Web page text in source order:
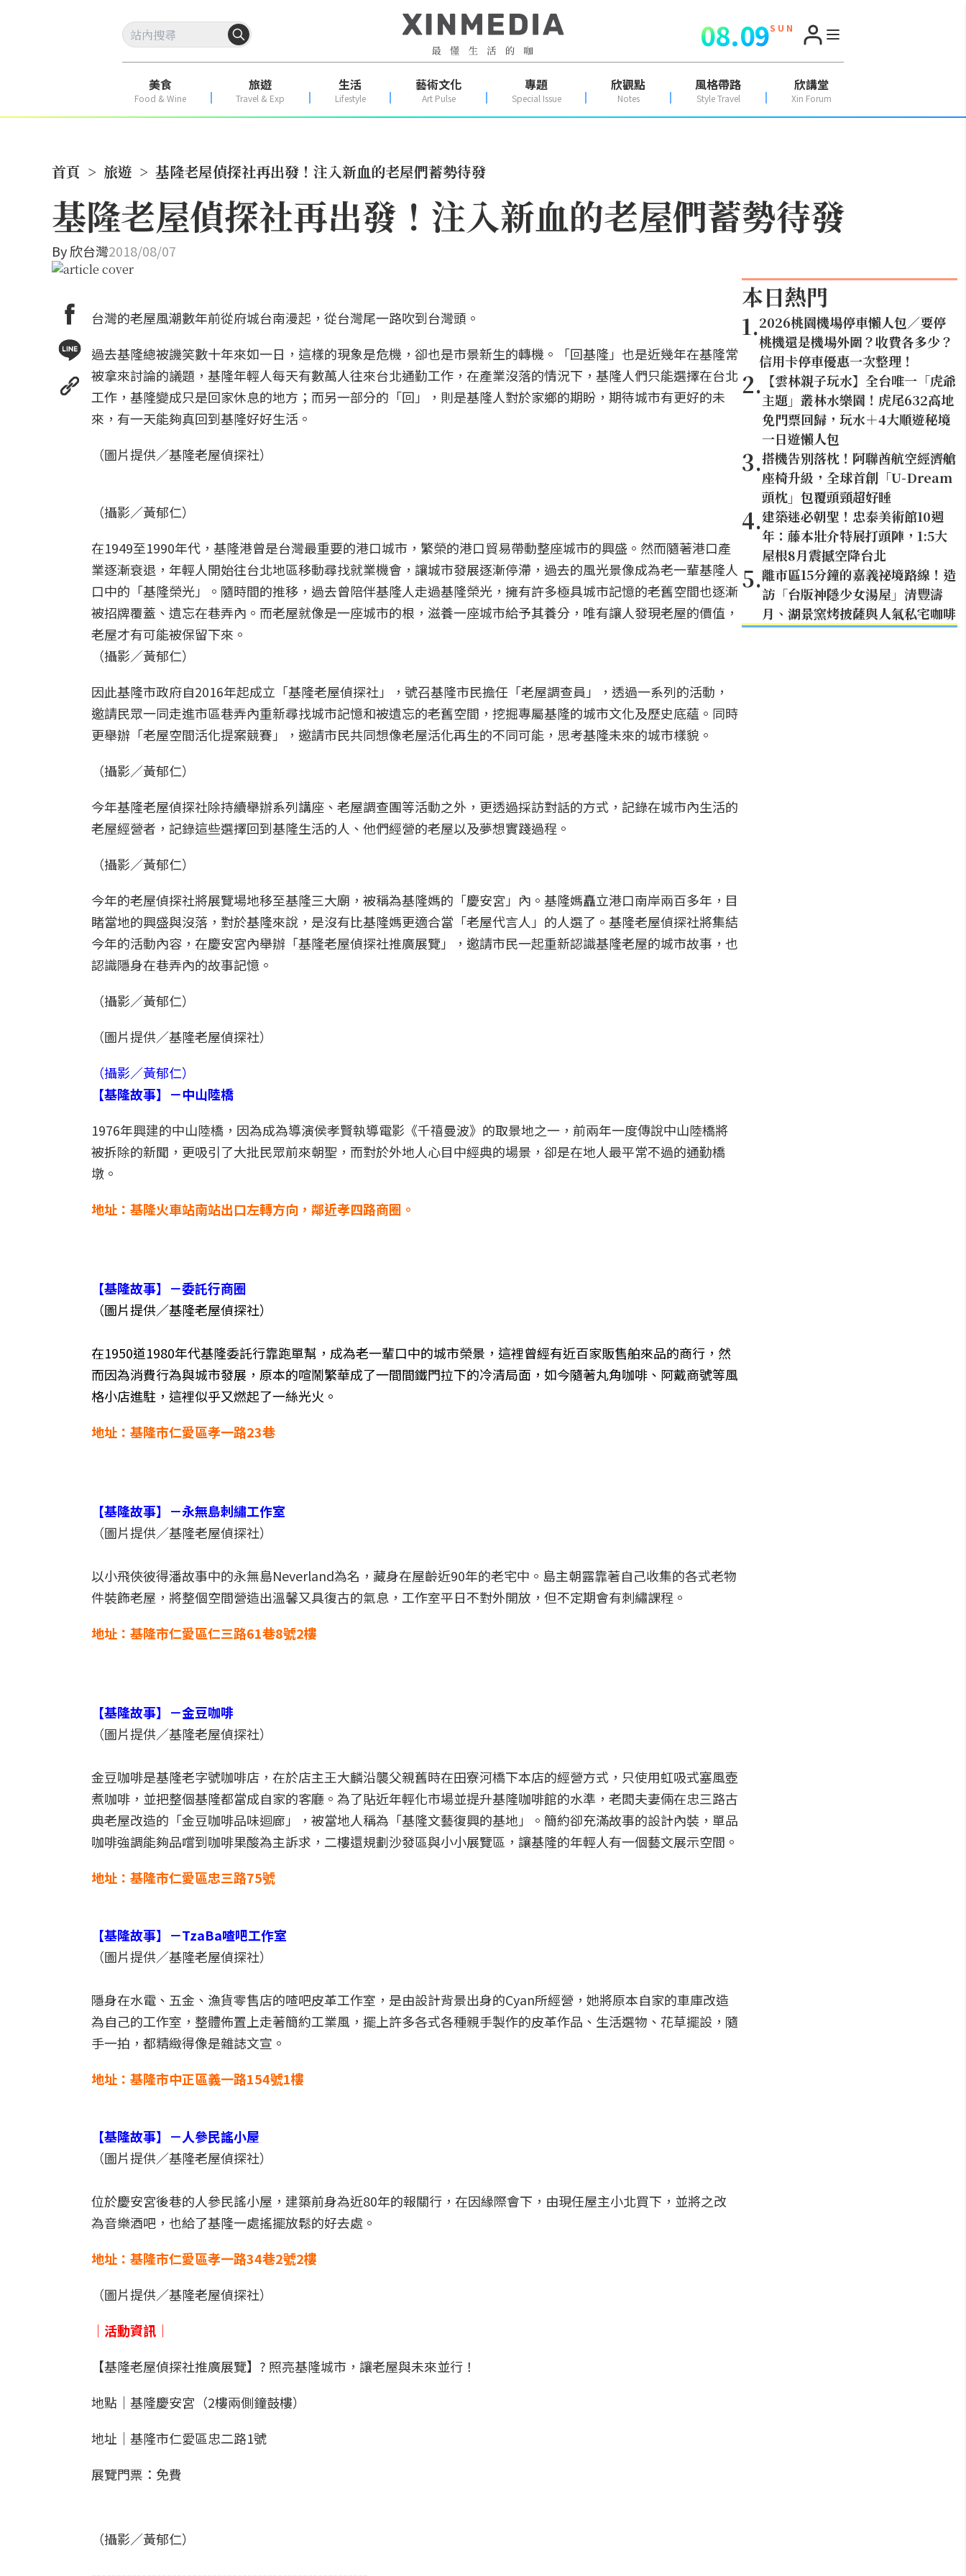
08.09S U N
美食
Food & Wine
旅遊
Travel & Exp
生活
Lifestyle
藝術文化
Art Pulse
專題
Special Issue
欣觀點
Notes
風格帶路
Style Travel
欣講堂
Xin Forum
首頁 > 旅遊 > 基隆老屋偵探社再出發！注入新血的老屋們蓄勢待發
基隆老屋偵探社再出發！注入新血的老屋們蓄勢待發
By欣台灣2018/08/07
台灣的老屋風潮數年前從府城台南漫起，從台灣尾一路吹到台灣頭。
過去基隆總被譏笑數十年來如一日，這樣的現象是危機，卻也是市景新生的轉機。「回基隆」也是近幾年在基隆常
被拿來討論的議題，基隆年輕人每天有數萬人往來台北通勤工作，在產業沒落的情況下，基隆人們只能選擇在台北
工作，基隆變成只是回家休息的地方；而另一部分的「回」，則是基隆人對於家鄉的期盼，期待城市有更好的未
來，有一天能夠真回到基隆好好生活。
（圖片提供／基隆老屋偵探社）
（攝影／黃郁仁）
在1949至1990年代，基隆港曾是台灣最重要的港口城市，繁榮的港口貿易帶動整座城市的興盛。然而隨著港口產
業逐漸衰退，年輕人開始往台北地區移動尋找就業機會，讓城市發展逐漸停滯，過去的風光景像成為老一輩基隆人
口中的「基隆榮光」。隨時間的推移，過去曾陪伴基隆人走過基隆榮光，擁有許多極具城市記憶的老舊空間也逐漸
被招牌覆蓋、遺忘在巷弄內。而老屋就像是一座城市的根，滋養一座城市給予其養分，唯有讓人發現老屋的價值，
老屋才有可能被保留下來。
（攝影／黃郁仁）
因此基隆市政府自2016年起成立「基隆老屋偵探社」，號召基隆市民擔任「老屋調查員」，透過一系列的活動，
邀請民眾一同走進市區巷弄內重新尋找城市記憶和被遺忘的老舊空間，挖掘專屬基隆的城市文化及歷史底蘊。同時
更舉辦「老屋空間活化提案競賽」，邀請市民共同想像老屋活化再生的不同可能，思考基隆未來的城市樣貌。
（攝影／黃郁仁）
今年基隆老屋偵探社除持續舉辦系列講座、老屋調查團等活動之外，更透過採訪對話的方式，記錄在城市內生活的
老屋經營者，記錄這些選擇回到基隆生活的人、他們經營的老屋以及夢想實踐過程。
（攝影／黃郁仁）
今年的老屋偵探社將展覽場地移至基隆三大廟，被稱為基隆媽的「慶安宮」內。基隆媽矗立港口南岸兩百多年，目
睹當地的興盛與沒落，對於基隆來說，是沒有比基隆媽更適合當「老屋代言人」的人選了。基隆老屋偵探社將集結
今年的活動內容，在慶安宮內舉辦「基隆老屋偵探社推廣展覽」，邀請市民一起重新認識基隆老屋的城市故事，也
認識隱身在巷弄內的故事記憶。
（攝影／黃郁仁）
（圖片提供／基隆老屋偵探社）
（攝影／黃郁仁）
【基隆故事】－中山陸橋
1976年興建的中山陸橋，因為成為導演侯孝賢執導電影《千禧曼波》的取景地之一，前兩年一度傳說中山陸橋將
被拆除的新聞，更吸引了大批民眾前來朝聖，而對於外地人心目中經典的場景，卻是在地人最平常不過的通勤橋
墩。
地址：基隆火車站南站出口左轉方向，鄰近孝四路商圈。
【基隆故事】－委託行商圈
（圖片提供／基隆老屋偵探社）
在1950道1980年代基隆委託行靠跑單幫，成為老一輩口中的城市榮景，這裡曾經有近百家販售舶來品的商行，然
而因為消費行為與城市發展，原本的喧鬧繁華成了一間間鐵門拉下的冷清局面，如今隨著丸角咖啡、阿戴商號等風
格小店進駐，這裡似乎又燃起了一絲光火。
地址：基隆市仁愛區孝一路23巷
【基隆故事】－永無島刺繡工作室
（圖片提供／基隆老屋偵探社）
以小飛俠彼得潘故事中的永無島Neverland為名，藏身在屋齡近90年的老宅中。島主朝露靠著自己收集的各式老物
件裝飾老屋，將整個空間營造出溫馨又具復古的氣息，工作室平日不對外開放，但不定期會有刺繡課程。
地址：基隆市仁愛區仁三路61巷8號2樓
【基隆故事】－金豆咖啡
（圖片提供／基隆老屋偵探社）
金豆咖啡是基隆老字號咖啡店，在於店主王大麟沿襲父親舊時在田寮河橋下本店的經營方式，只使用虹吸式塞風壺
煮咖啡，並把整個基隆都當成自家的客廳。為了貼近年輕化市場並提升基隆咖啡館的水準，老闆夫妻倆在忠三路古
典老屋改造的「金豆咖啡品味迴廊」，被當地人稱為「基隆文藝復興的基地」。簡約卻充滿故事的設計內裝，單品
咖啡強調能夠品嚐到咖啡果酸為主訴求，二樓還規劃沙發區與小小展覽區，讓基隆的年輕人有一個藝文展示空間。
地址：基隆市仁愛區忠三路75號
【基隆故事】－TzaBa喳吧工作室
（圖片提供／基隆老屋偵探社）
隱身在水電、五金、漁貨零售店的喳吧皮革工作室，是由設計背景出身的Cyan所經營，她將原本自家的車庫改造
為自己的工作室，整體佈置上走著簡約工業風，擺上許多各式各種親手製作的皮革作品、生活選物、花草擺設，隨
手一拍，都精緻得像是雜誌文宣。
地址：基隆市中正區義一路154號1樓
【基隆故事】－人參民謠小屋
（圖片提供／基隆老屋偵探社）
位於慶安宮後巷的人參民謠小屋，建築前身為近80年的報關行，在因緣際會下，由現任屋主小北買下，並將之改
為音樂酒吧，也給了基隆一處搖擺放鬆的好去處。
地址：基隆市仁愛區孝一路34巷2號2樓
（圖片提供／基隆老屋偵探社）
│活動資訊│
【基隆老屋偵探社推廣展覽】? 照亮基隆城市，讓老屋與未來並行！
地點｜基隆慶安宮（2樓兩側鐘鼓樓）
地址｜基隆市仁愛區忠二路1號
展覽門票：免費
（攝影／黃郁仁）
本日熱門
1.2026桃園機場停車懶人包／要停
桃機還是機場外圍？收費各多少？
信用卡停車優惠一次整理！
2. 【雲林親子玩水】全台唯一「虎爺
主題」叢林水樂園！虎尾632高地
免門票回歸，玩水＋4大順遊秘境
一日遊懶人包
3.搭機告別落枕！阿聯酋航空經濟艙
座椅升級，全球首創「U-Dream
頭枕」包覆頭頸超好睡
4.建築迷必朝聖！忠泰美術館10週
年：藤本壯介特展打頭陣，1:5大
屋根8月震撼空降台北
5.離市區15分鐘的嘉義祕境路線！造
訪「台版神隱少女湯屋」清豐濤
月、湖景窯烤披薩與人氣私宅咖啡